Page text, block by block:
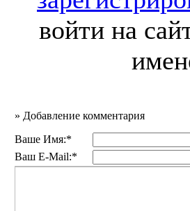
войти на
» Добавление комментария
Ваше Имя:*
Ваш E-Mail:*